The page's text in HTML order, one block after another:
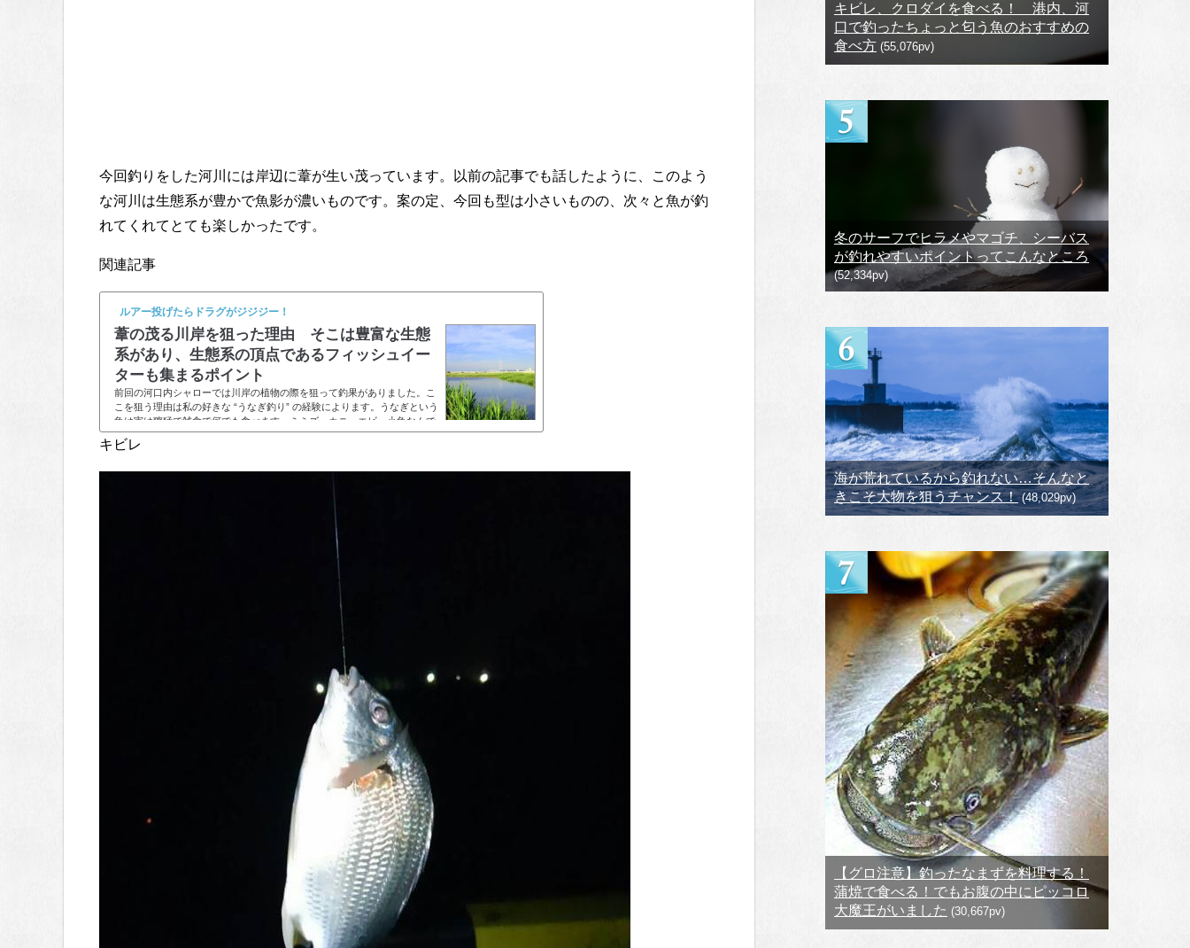
今回釣りをした河川には岸辺に葦が生い茂っています。以前の記事でも話したように、このよう
な河川は生態系が豊かで魚影が濃いものです。案の定、今回も型は小さいものの、次々と魚が釣
れてくれてとても楽しかったです。
関連記事
ルアー投げたらドラグがジジジー！
葦の茂る川岸を狙った理由 そこは豊富な生態
系があり、生態系の頂点であるフィッシュイー
ターも集まるポイント
前回の河口内シャローでは川岸の植物の際を狙って釣果がありました。こ
こを狙う理由は私の好きな “うなぎ釣り” の経験によります。うなぎという
魚は実は獰猛で雑食で何でも食べます。ミミズ、カニ、エビ、小魚なんで
も食べます。私もいろいろと試しましたが、ミミズとアユの切り身が一番
反応がよく、好みのようです。うなぎは動物性のたんぱく質の匂いを嗅ぎ
キビレ
キビレ、クロダイを食べる！ 港内、河
口で釣ったちょっと匂う魚のおすすめの
食べ方 (55,076pv)
冬のサーフでヒラメやマゴチ、シーバス
が釣れやすいポイントってこんなところ
(52,334pv)
海が荒れているから釣れない…そんなと
きこそ大物を狙うチャンス！(48,029pv)
【グロ注意】釣ったなまずを料理する！
蒲焼で食べる！でもお腹の中にピッコロ
大魔王がいました (30,667pv)